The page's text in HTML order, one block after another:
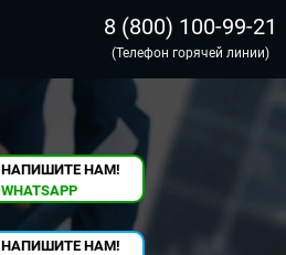
8 (800) 100-99-21
(Телефон горячей линии)
НАПИШИТЕ НАМ!
WHATSAPP
НАПИШИТЕ НАМ!